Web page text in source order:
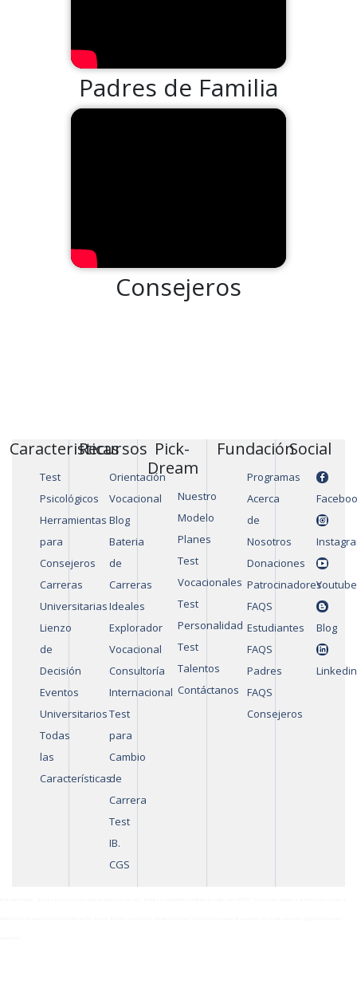
Padres de Familia
Consejeros
Caracteristicas
Test
Psicológicos
Herramientas
para
Consejeros
Carreras
Universitarias
Lienzo
de
Decisión
Eventos
Universitarios
Todas
las
Características
Recursos
Orientación
Vocacional
Blog
Bateria
de
Carreras
Ideales
Explorador
Vocacional
Consultoría
Internacional
Test
para
Cambio
de
Carrera
Test
IB.
CGS
Pick-
Dream
Nuestro
Modelo
Planes
Test
Vocacionales
Test
Personalidad
Test
Talentos
Contáctanos
Fundación
Programas
Acerca
de
Nosotros
Donaciones
Patrocinadores
FAQS
Estudiantes
FAQS
Padres
FAQS
Consejeros
Social
Youtube
Blog
Linkedin